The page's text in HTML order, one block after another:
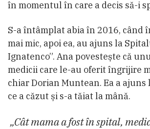
în momentul în care a decis să-i
S-a întâmplat abia în 2016, când
mai mic, apoi ea, au ajuns la
Ignatenco”. Ana povestește că
medicii care le-au oferit îngrijire
chiar Dorian Muntean. Ea a ajuns
ce a căzut și s-a tăiat la mână.
„Cât mama a fost în spital,